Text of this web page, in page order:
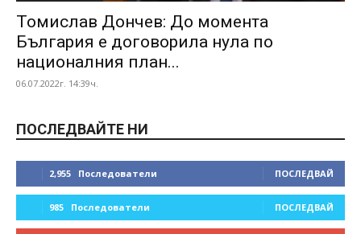
Томислав Дончев: До момента
България е договорила нула по
националния план...
06.07.2022г. 14:39ч.
ПОСЛЕДВАЙТЕ НИ
2,955 Последователи ПОСЛЕДВАЙ
985 Последователи ПОСЛЕДВАЙ